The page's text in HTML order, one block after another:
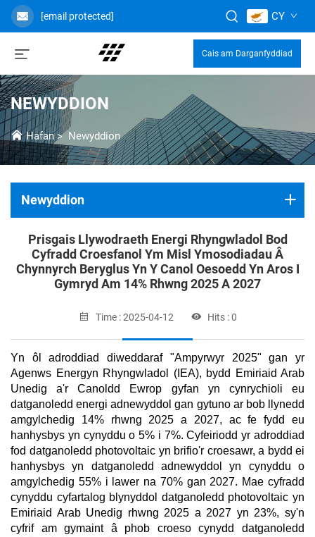
[email protected] CY
Cais am Darganfyddiad
NEWYDDION
Hafan> Newyddion
Newyddion
Prisgais Llywodraeth Energi Rhyngwladol Bod
Cyfradd Croesfanol Ym Misl Ymosodiadau Â
Chynnyrch Beryglus Yn Y Canol Oesoedd Yn Aros I
Gymryd Am 14% Rhwng 2025 A 2027
Time : 2025-04-12 Hits : 0
Yn ôl adroddiad diweddaraf "Ampyrwyr 2025" gan yr
Agenws Energyn Rhyngwladol (IEA), bydd Emiriaid Arab
Unedig a'r Canoldd Ewrop gyfan yn cynrychioli eu
datganoledd energi adnewyddol gan gytuno ar bob llynedd
amgylchedig 14% rhwng 2025 a 2027, ac fe fydd eu
hanhysbys yn cynyddu o 5% i 7%. Cyfeiriodd yr adroddiad
fod datganoledd photovoltaic yn brifio'r croesawr, a bydd ei
hanhysbys yn datganoledd adnewyddol yn cynyddu o
amgylchedig 55% i lawer na 70% gan 2027. Mae cyfradd
cynyddu cyfartalog blynyddol datganoledd photovoltaic yn
Emiriaid Arab Unedig rhwng 2025 a 2027 yn 23%, sy'n
cyfrif am gymaint â phob croeso cynydd datganoledd